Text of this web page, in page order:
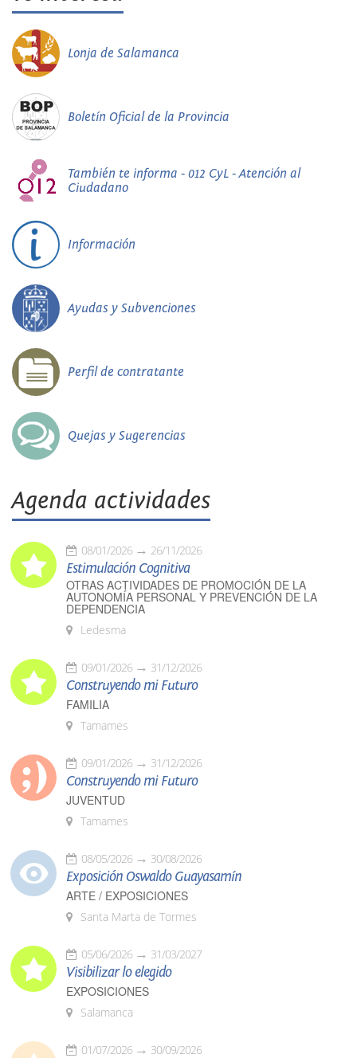
Lonja de Salamanca
Boletín Oficial de la Provincia
También te informa - 012 CyL - Atención al
Ciudadano
Información
Ayudas y Subvenciones
Perfil de contratante
Quejas y Sugerencias
Agenda actividades
08/01/2026 26/11/2026
Estimulación Cognitiva
OTRAS ACTIVIDADES DE PROMOCIÓN DE LA
AUTONOMÍA PERSONAL Y PREVENCIÓN DE LA
DEPENDENCIA
Ledesma
09/01/2026 31/12/2026
Construyendo mi Futuro
FAMILIA
Tamames
09/01/2026 31/12/2026
Construyendo mi Futuro
JUVENTUD
Tamames
08/05/2026 30/08/2026
Exposición Oswaldo Guayasamín
ARTE / EXPOSICIONES
Santa Marta de Tormes
05/06/2026 31/03/2027
Visibilizar lo elegido
EXPOSICIONES
Salamanca
01/07/2026 30/09/2026